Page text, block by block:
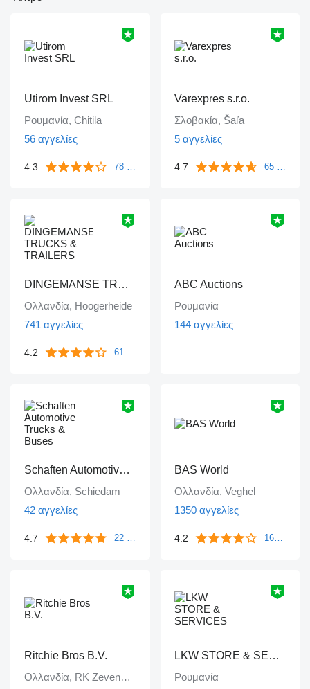
Utirom Invest SRL
Ρουμανία, Chitila
56 αγγελίες
4.3 78 ανατροφοδοτήσεις
Varexpres s.r.o.
Σλοβακία, Šaľa
5 αγγελίες
4.7 65 ανατροφοδοτήσεις
DINGEMANSE TRUCKS & TRAILERS
Ολλανδία, Hoogerheide
741 αγγελίες
4.2 61 ανατροφοδοτήσεις
ABC Auctions
Ρουμανία
144 αγγελίες
Schaften Automotive Trucks & Buses
Ολλανδία, Schiedam
42 αγγελίες
4.7 22 ανατροφοδοτήσεις
BAS World
Ολλανδία, Veghel
1350 αγγελίες
4.2 1671 ανατροφοδοτήσεις
Ritchie Bros B.V.
Ολλανδία, RK Zevenbergen
LKW STORE & SERVICES
Ρουμανία